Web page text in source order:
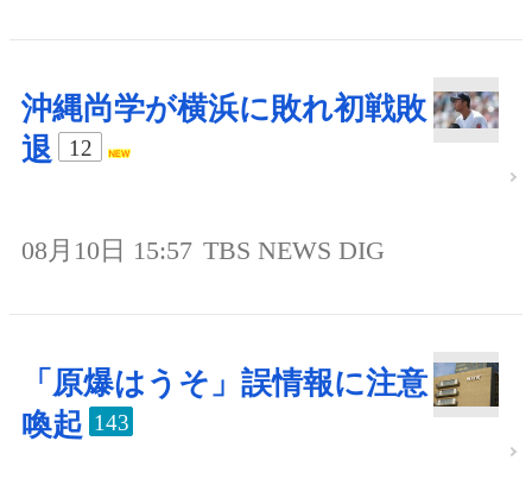
沖縄尚学が横浜に敗れ初戦敗
退
12
08月10日 15:57 TBS NEWS DIG
「原爆はうそ」誤情報に注意
喚起 143